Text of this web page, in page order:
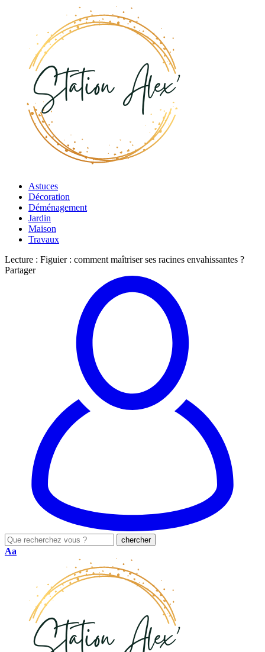
Astuces
Décoration
Déménagement
Jardin
Maison
Travaux
Lecture : Figuier : comment maîtriser ses racines envahissantes ?
Partager
Aa